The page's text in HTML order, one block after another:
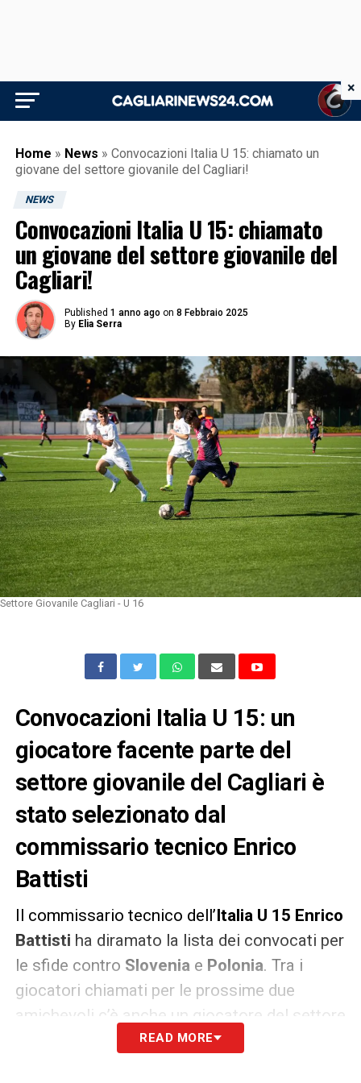
Home » News » Convocazioni Italia U 15: chiamato un
giovane del settore giovanile del Cagliari!
NEWS
Convocazioni Italia U 15: chiamato
un giovane del settore giovanile del
Cagliari!
Published 1 anno ago on 8 Febbraio 2025
By Elia Serra
Settore Giovanile Cagliari - U 16
Convocazioni Italia U 15: un
giocatore facente parte del
settore giovanile del Cagliari è
stato selezionato dal
commissario tecnico Enrico
Battisti
Il commissario tecnico dell’Italia U 15 Enrico
Battisti ha diramato la lista dei convocati per
le sfide contro Slovenia e Polonia. Tra i
giocatori chiamati per le prossime due
amichevoli c’è anche un giocatore del settore
Cagliari. La lista dei convocati:
READ MORE
×